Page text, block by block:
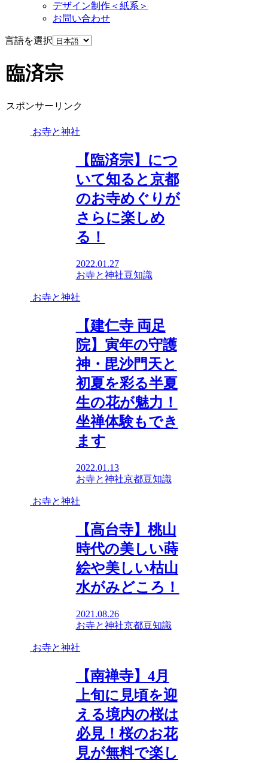
デザイン制作＜紙系＞
お問い合わせ
言語を選択
臨済宗
スポンサーリンク
お寺と神社
【臨済宗】につ
いて知ると京都
のお寺めぐりが
さらに楽しめ
る！
2022.01.27
お寺と神社豆知識
お寺と神社
【建仁寺 両足
院】寅年の守護
神・毘沙門天と
初夏を彩る半夏
生の花が魅力！
坐禅体験もでき
ます
2022.01.13
お寺と神社京都豆知識
お寺と神社
【高台寺】桃山
時代の美しい蒔
絵や美しい枯山
水がみどころ！
2021.08.26
お寺と神社京都豆知識
お寺と神社
【南禅寺】4月
上旬に見頃を迎
える境内の桜は
必見！桜のお花
見が無料で楽し